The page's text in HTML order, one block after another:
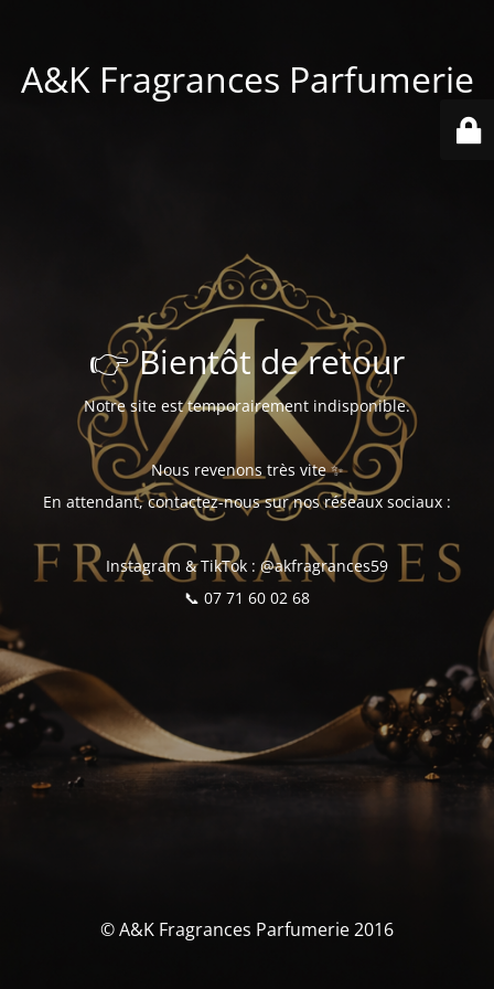
A&K Fragrances Parfumerie
👉 Bientôt de retour
Notre site est temporairement indisponible.
Nous revenons très vite ✨
En attendant, contactez-nous sur nos réseaux sociaux :
Instagram & TikTok : @akfragrances59
📞 07 71 60 02 68
© A&K Fragrances Parfumerie 2016